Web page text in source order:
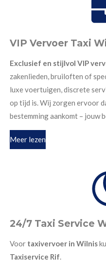
VIP Vervoer Taxi
Exclusief en stijlvol VIP
zakenlieden, bruiloften of
luxe voertuigen, discrete
op tijd is. Wij zorgen ervoor
bestemming aankomt – jouw
Meer lezen
24/7 Taxi Service
Voor taxivervoer in Wilnis
Taxiservice Rif.